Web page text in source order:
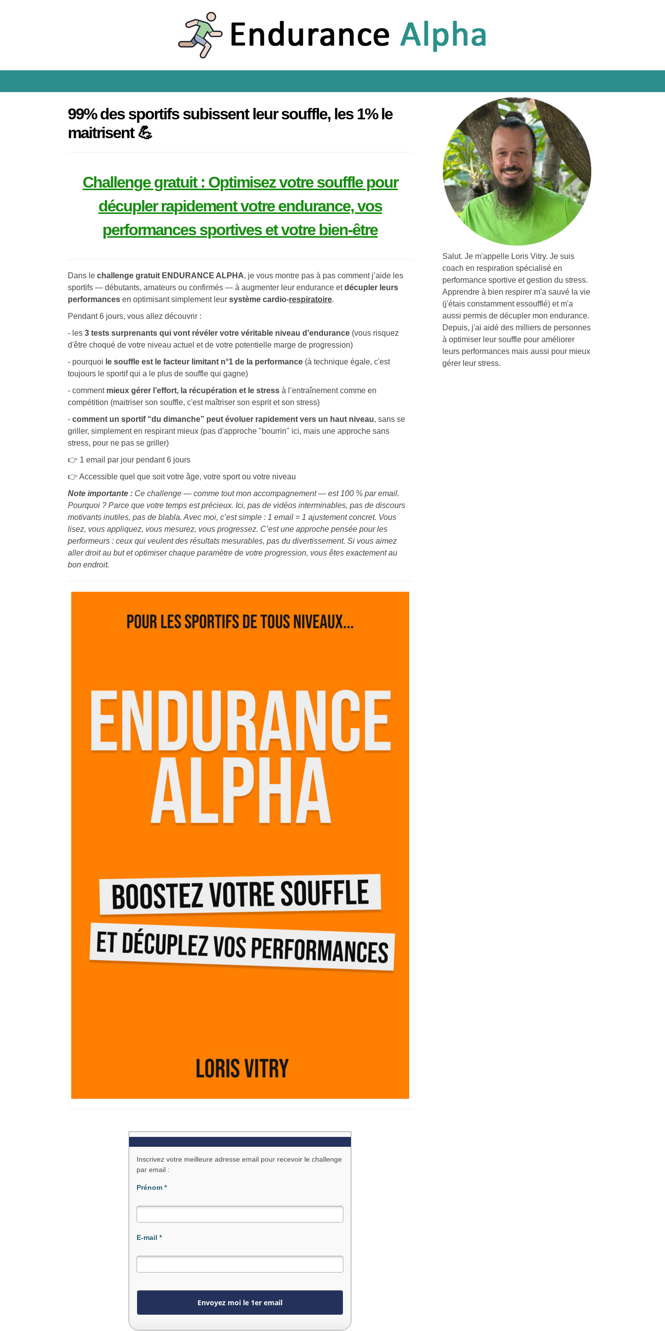
99% des sportifs subissent leur souffle, les 1% le
maitrisent 💪
Challenge gratuit : Optimisez votre souffle pour
décupler rapidement votre endurance, vos
performances sportives et votre bien-être
Dans le challenge gratuit ENDURANCE ALPHA, je vous montre pas à pas comment j’aide les
sportifs — débutants, amateurs ou confirmés — à augmenter leur endurance etdécupler leurs
performances en optimisant simplement leur système cardio-respiratoire.
Pendant 6 jours, vous allez découvrir :
- les 3 tests surprenants qui vont révéler votre véritable niveau d'endurance (vous risquez
d'être choqué de votre niveau actuel et de votre potentielle marge de progression)
- pourquoi le souffle est le facteur limitant n°1 de la performance (à technique égale, c'est
toujours le sportif qui a le plus de souffle qui gagne)
- comment mieux gérer l’effort, la récupération et le stress à l’entraînement comme en
compétition (maitriser son souffle, c'est maîtriser son esprit et son stress)
- comment un sportif “du dimanche” peut évoluer rapidement vers un haut niveau, sans se
griller, simplement en respirant mieux (pas d'approche "bourrin" ici, mais une approche sans
stress, pour ne pas se griller)
👉 1 email par jour pendant 6 jours
👉 Accessible quel que soit votre âge, votre sport ou votre niveau
Note importante : Ce challenge — comme tout mon accompagnement — est 100 % par email.
Pourquoi ? Parce que votre temps est précieux. Ici, pas de vidéos interminables, pas de discours
motivants inutiles, pas de blabla. Avec moi, c’est simple : 1 email = 1 ajustement concret. Vous
lisez, vous appliquez, vous mesurez, vous progressez. C’est une approche pensée pour les
performeurs : ceux qui veulent des résultats mesurables, pas du divertissement. Si vous aimez
aller droit au but et optimiser chaque paramètre de votre progression, vous êtes exactement au
bon endroit.
Inscrivez votre meilleure adresse email pour recevoir le challenge
par email :
Prénom*
E-mail*
Salut. Je m'appelle Loris Vitry. Je suis
coach en respiration spécialisé en
performance sportive et gestion du stress.
Apprendre à bien respirer m'a sauvé la vie
(j'étais constamment essoufflé) et m'a
aussi permis de décupler mon endurance.
Depuis, j'ai aidé des milliers de personnes
à optimiser leur souffle pour améliorer
leurs performances mais aussi pour mieux
gérer leur stress.